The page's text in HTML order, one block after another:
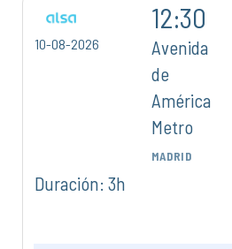
10-08-2026
12:30
Avenida
de
América
Metro
MADRID
Duración: 3h